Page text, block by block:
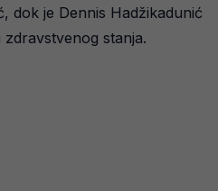
dok je Dennis Hadžikadunić
stanja.